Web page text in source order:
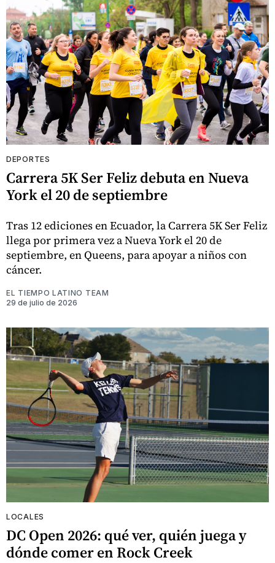
DEPORTES
Carrera 5K Ser Feliz debuta en Nueva
York el 20 de septiembre
Tras 12 ediciones en Ecuador, la Carrera 5K Ser Feliz
llega por primera vez a Nueva York el 20 de
septiembre, en Queens, para apoyar a niños con
cáncer.
EL TIEMPO LATINO TEAM
29 de julio de 2026
LOCALES
DC Open 2026: qué ver, quién juega y
dónde comer en Rock Creek